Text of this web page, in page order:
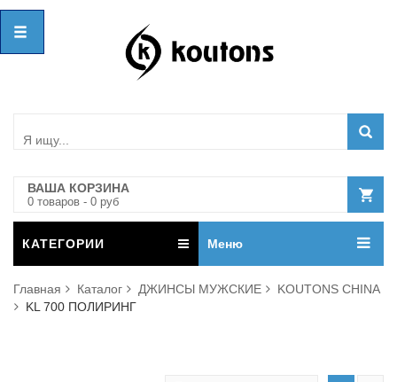
ВАША КОРЗИНА
0 товаров - 0 руб
КАТЕГОРИИ Меню
Главная Каталог ДЖИНСЫ МУЖСКИЕ
KOUTONS CHINA
KL 700 ПОЛИРИНГ